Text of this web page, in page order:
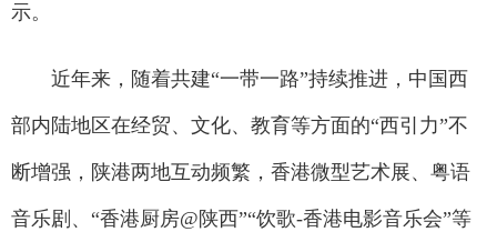
示。
近年来，随着共建“一带一路”持续推进，中国西
部内陆地区在经贸、文化、教育等方面的“西引力”不
断增强，陕港两地互动频繁，香港微型艺术展、粤语
音乐剧、“香港厨房@陕西”“饮歌-香港电影音乐会”等